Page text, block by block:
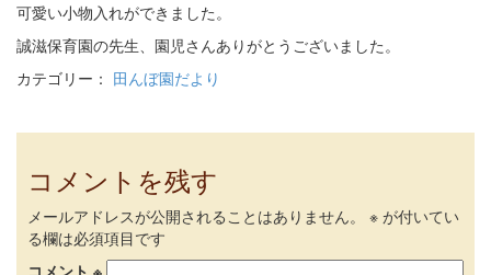
可愛い小物入れができました。
誠滋保育園の先生、園児さんありがとうございました。
カテゴリー： 田んぼ園だより
コメントを残す
メールアドレスが公開されることはありません。 ※ が付いてい
る欄は必須項目です